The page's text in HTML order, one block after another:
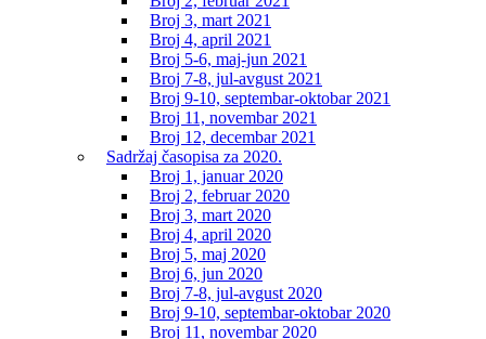
Broj 3, mart 2021
Broj 4, april 2021
Broj 5-6, maj-jun 2021
Broj 7-8, jul-avgust 2021
Broj 9-10, septembar-oktobar 2021
Broj 11, novembar 2021
Broj 12, decembar 2021
Sadržaj časopisa za 2020.
Broj 1, januar 2020
Broj 2, februar 2020
Broj 3, mart 2020
Broj 4, april 2020
Broj 5, maj 2020
Broj 6, jun 2020
Broj 7-8, jul-avgust 2020
Broj 9-10, septembar-oktobar 2020
Broj 11, novembar 2020